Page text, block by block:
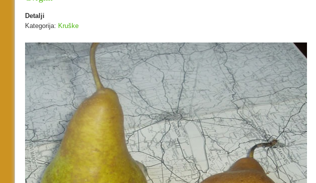
Detalji
Kategorija: Kruške